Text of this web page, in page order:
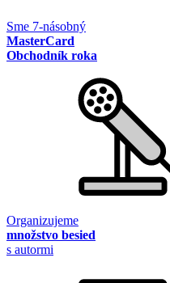
Sme 7-násobný
MasterCard
Obchodník roka
Organizujeme
množstvo besied
s autormi